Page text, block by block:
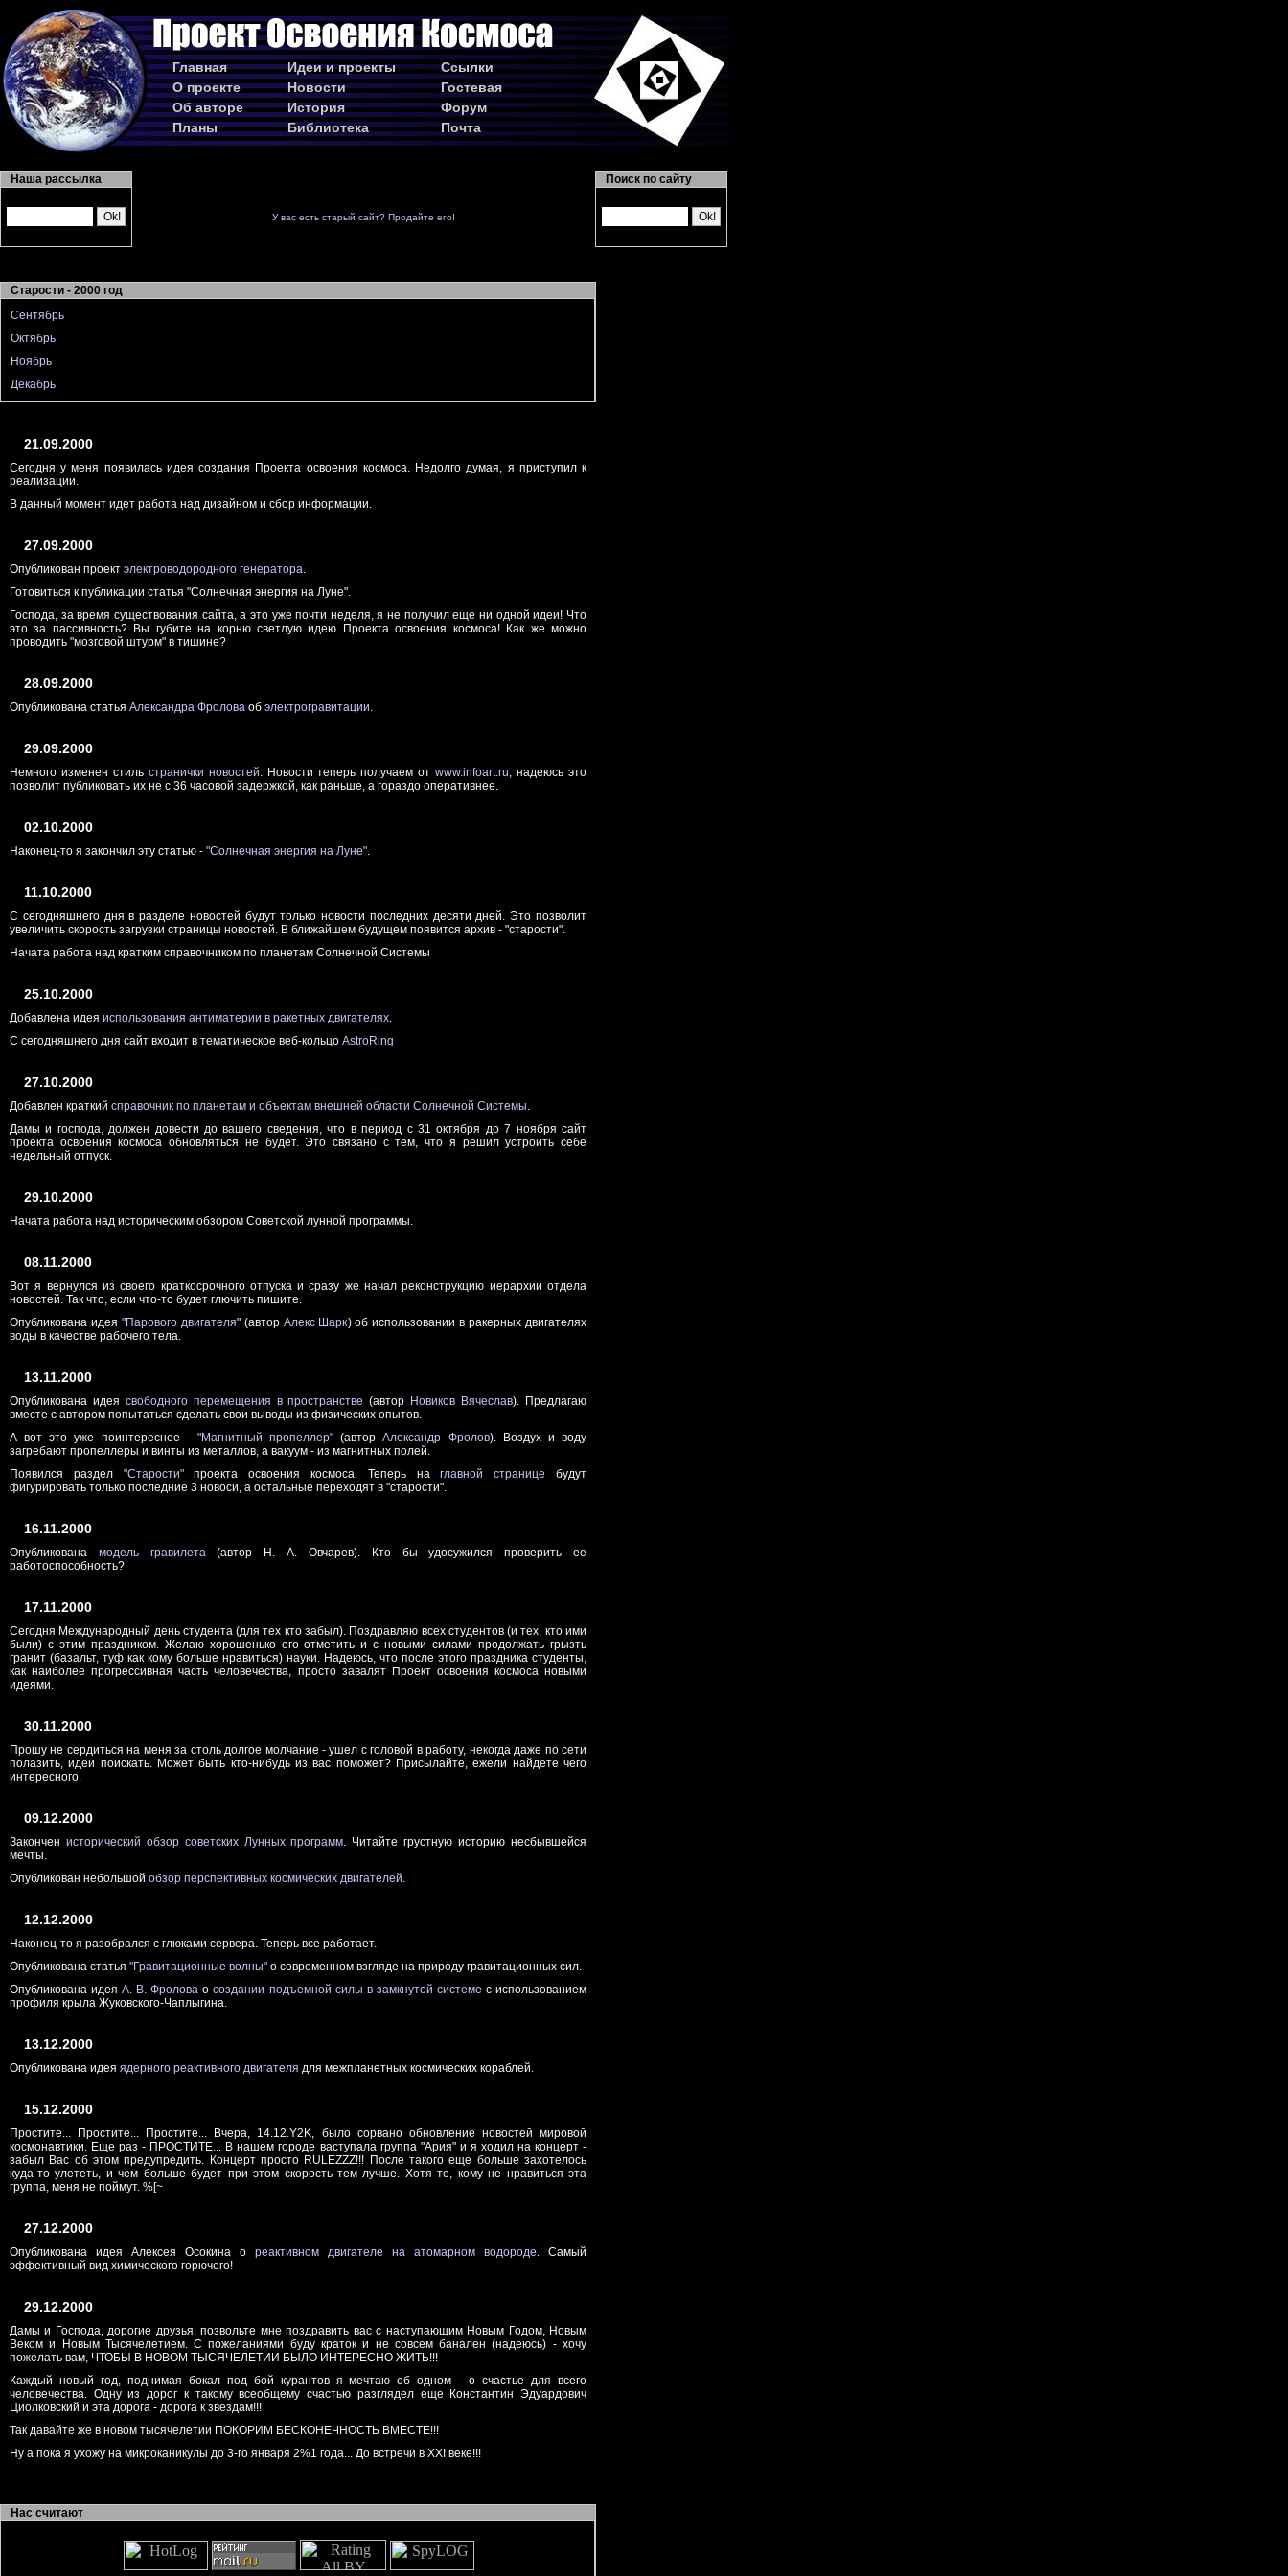
Главная
О проекте
Об авторе
Планы
Идеи и проекты
Новости
История
Библиотека
Ссылки
Гостевая
Форум
Почта
Наша рассылка
У вас есть старый сайт? Продайте его!
Поиск по сайту
Старости - 2000 год
Сентябрь
Октябрь
Ноябрь
Декабрь
21.09.2000
Сегодня у меня появилась идея создания Проекта освоения космоса. Недолго думая, я приступил к
реализации.
В данный момент идет работа над дизайном и сбор информации.
27.09.2000
Опубликован проект электроводородного генератора.
Готовиться к публикации статья "Солнечная энергия на Луне".
Господа, за время существования сайта, а это уже почти неделя, я не получил еще ни одной идеи! Что
это за пассивность? Вы губите на корню светлую идею Проекта освоения космоса! Как же можно
проводить "мозговой штурм" в тишине?
28.09.2000
Опубликована статья Александра Фролова об электрогравитации.
29.09.2000
Немного изменен стиль странички новостей. Новости теперь получаем отwww.infoart.ru, надеюсь это
позволит публиковать их не с 36 часовой задержкой, как раньше, а гораздо оперативнее.
02.10.2000
Наконец-то я закончил эту статью - "Солнечная энергия на Луне".
11.10.2000
С сегодняшнего дня в разделе новостей будут только новости последних десяти дней. Это позволит
увеличить скорость загрузки страницы новостей. В ближайшем будущем появится архив - "старости".
Начата работа над кратким справочником по планетам Солнечной Системы
25.10.2000
Добавлена идея использования антиматерии в ракетных двигателях.
С сегодняшнего дня сайт входит в тематическое веб-кольцо AstroRing
27.10.2000
Добавлен краткий справочник по планетам и объектам внешней области Солнечной Системы.
Дамы и господа, должен довести до вашего сведения, что в период с 31 октября до 7 ноября сайт
проекта освоения космоса обновляться не будет. Это связано с тем, что я решил устроить себе
недельный отпуск.
29.10.2000
Начата работа над историческим обзором Советской лунной программы.
08.11.2000
Вот я вернулся из своего краткосрочного отпуска и сразу же начал реконструкцию иерархии отдела
новостей. Так что, если что-то будет глючить пишите.
Опубликована идея "Парового двигателя" (автор Алекс Шарк) об использовании в ракерных двигателях
воды в качестве рабочего тела.
13.11.2000
Опубликована идея свободного перемещения в пространстве (автор Новиков Вячеслав). Предлагаю
вместе с автором попытаться сделать свои выводы из физических опытов.
А вот это уже поинтереснее - "Магнитный пропеллер" (авторАлександр Фролов). Воздух и воду
загребают пропеллеры и винты из металлов, а вакуум - из магнитных полей.
Появился раздел "Старости"проекта освоения космоса. Теперь наглавной странице будут
фигурировать только последние 3 новоси, а остальные переходят в "старости".
16.11.2000
Опубликована модель гравилета(автор Н. А. Овчарев). Кто бы удосужился проверить ее
работоспособность?
17.11.2000
Сегодня Международный день студента (для тех кто забыл). Поздравляю всех студентов (и тех, кто ими
были) с этим праздником. Желаю хорошенько его отметить и с новыми силами продолжать грызть
гранит (базальт, туф как кому больше нравиться) науки. Надеюсь, что после этого праздника студенты,
как наиболее прогрессивная часть человечества, просто завалят Проект освоения космоса новыми
идеями.
30.11.2000
Прошу не сердиться на меня за столь долгое молчание - ушел с головой в работу, некогда даже по сети
полазить, идеи поискать. Может быть кто-нибудь из вас поможет? Присылайте, ежели найдете чего
интересного.
09.12.2000
Закончен исторический обзор советских Лунных программ. Читайте грустную историю несбывшейся
мечты.
Опубликован небольшой обзор перспективных космических двигателей.
12.12.2000
Наконец-то я разобрался с глюками сервера. Теперь все работает.
Опубликована статья "Гравитационные волны" о современном взгляде на природу гравитационных сил.
Опубликована идеяА. В. Фролова осоздании подъемной силы в замкнутой системе с использованием
профиля крыла Жуковского-Чаплыгина.
13.12.2000
Опубликована идея ядерного реактивного двигателя для межпланетных космических кораблей.
15.12.2000
Простите... Простите... Простите... Вчера, 14.12.Y2K, было сорвано обновление новостей мировой
космонавтики. Еще раз - ПРОСТИТЕ... В нашем городе ваступала группа "Ария" и я ходил на концерт -
забыл Вас об этом предупредить. Концерт просто RULEZZZ!!! После такого еще больше захотелось
куда-то улететь, и чем больше будет при этом скорость тем лучше. Хотя те, кому не нравиться эта
группа, меня не поймут. %[~
27.12.2000
Опубликована идея Алексея Осокина о реактивном двигателе на атомарном водороде. Самый
эффективный вид химического горючего!
29.12.2000
Дамы и Господа, дорогие друзья, позвольте мне поздравить вас с наступающим Новым Годом, Новым
Веком и Новым Тысячелетием. С пожеланиями буду краток и не совсем банален (надеюсь) - хочу
пожелать вам, ЧТОБЫ В НОВОМ ТЫСЯЧЕЛЕТИИ БЫЛО ИНТЕРЕСНО ЖИТЬ!!!
Каждый новый год, поднимая бокал под бой курантов я мечтаю об одном - о счастье для всего
человечества. Одну из дорог к такому всеобщему счастью разглядел еще Константин Эдуардович
Циолковский и эта дорога - дорога к звездам!!!
Так давайте же в новом тысячелетии ПОКОРИМ БЕСКОНЕЧНОСТЬ ВМЕСТЕ!!!
Ну а пока я ухожу на микроканикулы до 3-го января 2%1 года... До встречи в XXI веке!!!
Нас считают